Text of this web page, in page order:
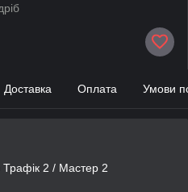
Доставка Оплата Умови
2 / Мастер 2